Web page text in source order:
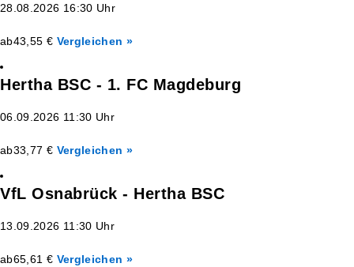
28.08.2026 16:30 Uhr
ab43,55 € Vergleichen »
Hertha BSC - 1. FC Magdeburg
06.09.2026 11:30 Uhr
ab33,77 € Vergleichen »
VfL Osnabrück - Hertha BSC
13.09.2026 11:30 Uhr
ab65,61 € Vergleichen »